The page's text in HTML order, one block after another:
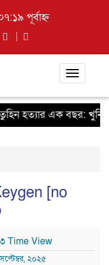
পূর্বাহ্ন
Toggle
হত্যার এক বছর:
[no
Time View
২০২৫